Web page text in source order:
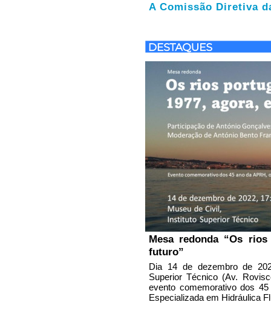
A Comissão Diretiva
Mesa redonda “Os
futuro”
Dia 14 de dezembro de
Superior Técnico (Av.
evento comemorativo dos
Especializada em Hidráulica